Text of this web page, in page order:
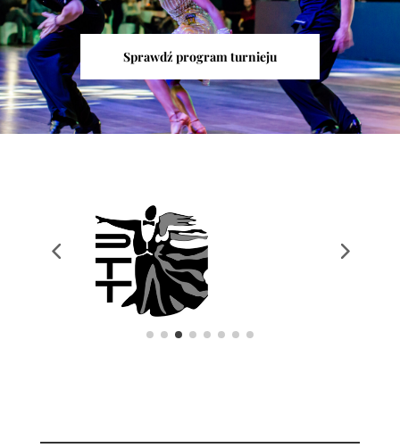
Sprawdź program turnieju